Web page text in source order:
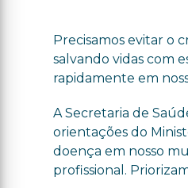
Precisamos evitar o
salvando vidas com
rapidamente em
A Secretaria de
orientações do
doença em nosso
profissional.